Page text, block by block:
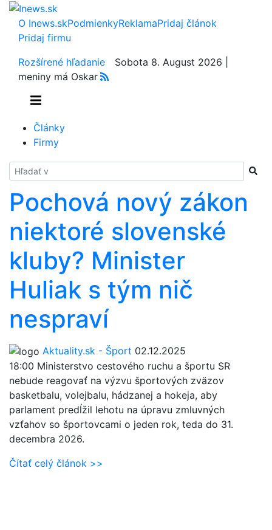
O Inews.skPodmienkyReklamaPridaj článok
Pridaj firmu
Rozšírené hľadanie
Sobota 8. August 2026 |
meniny má Oskar
Články
Firmy
Hladať
Pochová nový zákon
niektoré slovenské
kluby? Minister
Huliak s tým nič
nespraví
Aktuality.sk - Šport 02.12.2025
18:00 Ministerstvo cestového ruchu a športu SR
nebude reagovať na výzvu športových zväzov
basketbalu, volejbalu, hádzanej a hokeja, aby
parlament predĺžil lehotu na úpravu zmluvných
vzťahov so športovcami o jeden rok, teda do 31.
decembra 2026.
Čítať celý článok >>